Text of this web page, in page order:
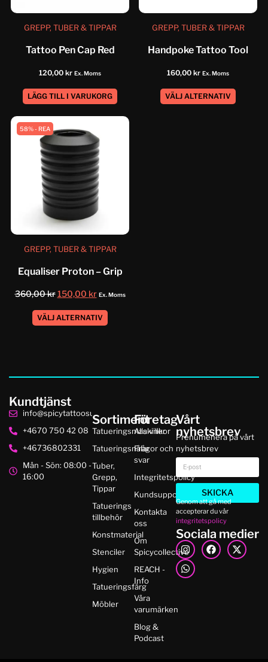
GREPP, TUBER & TIPPAR
Tattoo Pen Cap Red
120,00 kr Ex. Moms
LÄGG TILL I VARUKORG
GREPP, TUBER & TIPPAR
Handpoke Tattoo Tool
160,00 kr Ex. Moms
VÄLJ ALTERNATIV
58% - REA
GREPP, TUBER & TIPPAR
Equaliser Proton – Grip
360,00kr 150,00 kr Ex. Moms
VÄLJ ALTERNATIV
Kundtjänst
info@spicytattoosupplies.se
+4670 750 42 08
+46736802331
Mån - Sön: 08:00 -
16:00
Sortiment
Tatueringsmaskiner
Tatueringsnålar
Tuber,
Grepp,
Tippar
Tatuerings
tillbehör
Konstmaterial
Stenciler
Hygien
Tatueringsfärg
Möbler
Företag
Alla villkor
Frågor och
svar
Integritetspolicy
Kundsupport
Kontakta
oss
Om
Spicycollective
REACH -
Info
Våra
varumärken
Blog &
Podcast
Vårt
nyhetsbrev
Prenumenera på vårt
nyhetsbrev
SKICKA
Genom att gå med
accepterar du vår
integritetspolicy
Sociala medier